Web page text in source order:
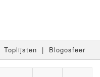
Toplijsten | Blogosfeer